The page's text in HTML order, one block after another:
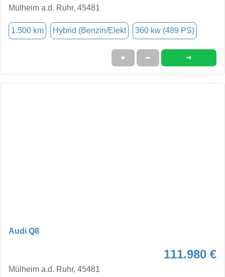
Mülheim a.d. Ruhr, 45481
1.500 km Hybrid (Benzin/Elekt 360 kw (489 PS)
★ ➦ ➜
Audi Q8
111.980 €
Mülheim a.d. Ruhr, 45481